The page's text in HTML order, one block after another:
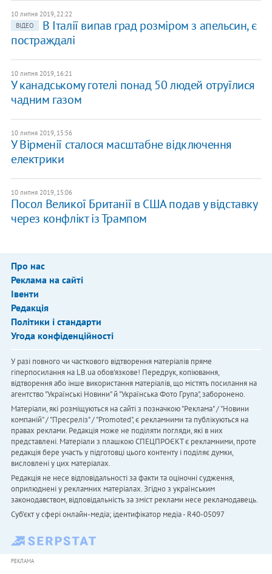
10 липня 2019, 22:22
ВІДЕО
В Італії випав град розміром з апельсин, є
постраждалі
10 липня 2019, 16:21
У канадському готелі понад 50 людей отруїлися
чадним газом
10 липня 2019, 15:56
У Вірменії сталося масштабне відключення
електрики
10 липня 2019, 15:06
Посол Великої Британії в США подав у відставку
через конфлікт із Трампом
Про нас
Реклама на сайті
Івенти
Редакція
Політики і стандарти
Угода конфіденційності
У разі повного чи часткового відтворення матеріалів пряме
гіперпосилання на LB.ua обов'язкове! Передрук, копіювання,
відтворення або інше використання матеріалів, що містять посилання на
агентство "Українськi Новини" й "Українська Фото Група", заборонено.
Матеріали, які розміщуються на сайті з позначкою "Реклама" / "Новини
компаній" / "Пресреліз" / "Promoted", є рекламними та публікуються на
правах реклами. Редакція може не поділяти погляди, які в них
представлені. Матеріали з плашкою СПЕЦПРОЄКТ є рекламними, проте
редакція бере участь у підготовці цього контенту і поділяє думки,
висловлені у цих матеріалах.
Редакція не несе відповідальності за факти та оціночні судження,
оприлюднені у рекламних матеріалах. Згідно з українським
законодавством, відповідальність за зміст реклами несе рекламодавець.
Cуб'єкт у сфері онлайн-медіа; ідентифікатор медіа - R40-05097
РЕКЛАМА